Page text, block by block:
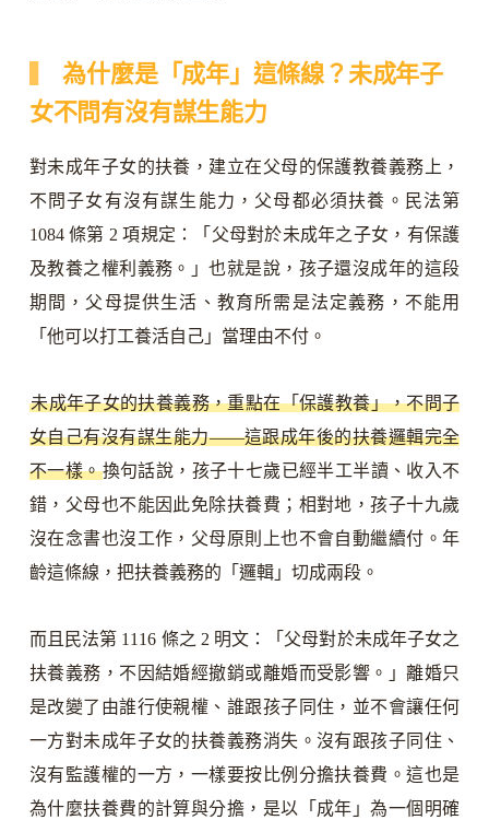
為什麼是「成年」這條線？未成年子
女不問有沒有謀生能力
對未成年子女的扶養，建立在父母的保護教養義務上，
不問子女有沒有謀生能力，父母都必須扶養。民法第
1084 條第 2 項規定：「父母對於未成年之子女，有保護
及教養之權利義務。」也就是說，孩子還沒成年的這段
期間，父母提供生活、教育所需是法定義務，不能用
「他可以打工養活自己」當理由不付。
未成年子女的扶養義務，重點在「保護教養」，不問子
女自己有沒有謀生能力——這跟成年後的扶養邏輯完全
不一樣。換句話說，孩子十七歲已經半工半讀、收入不
錯，父母也不能因此免除扶養費；相對地，孩子十九歲
沒在念書也沒工作，父母原則上也不會自動繼續付。年
齡這條線，把扶養義務的「邏輯」切成兩段。
而且民法第 1116 條之 2 明文：「父母對於未成年子女之
扶養義務，不因結婚經撤銷或離婚而受影響。」離婚只
是改變了由誰行使親權、誰跟孩子同住，並不會讓任何
一方對未成年子女的扶養義務消失。沒有跟孩子同住、
沒有監護權的一方，一樣要按比例分擔扶養費。這也是
為什麼扶養費的計算與分擔，是以「成年」為一個明確